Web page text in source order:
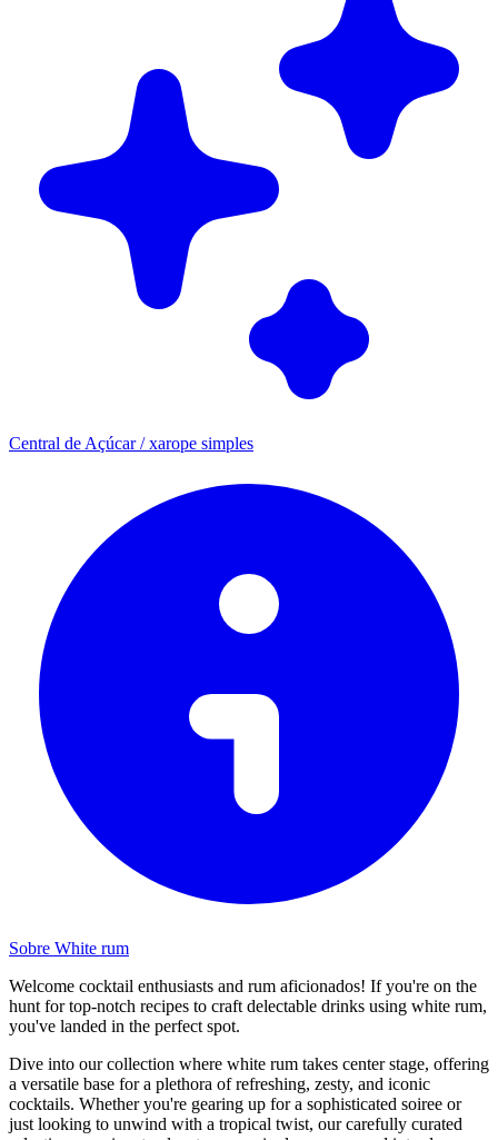
Central de Açúcar / xarope simples
Sobre White rum
Welcome cocktail enthusiasts and rum aficionados! If you're on the
hunt for top-notch recipes to craft delectable drinks using white rum,
you've landed in the perfect spot.
Dive into our collection where white rum takes center stage, offering
a versatile base for a plethora of refreshing, zesty, and iconic
cocktails. Whether you're gearing up for a sophisticated soiree or
just looking to unwind with a tropical twist, our carefully curated